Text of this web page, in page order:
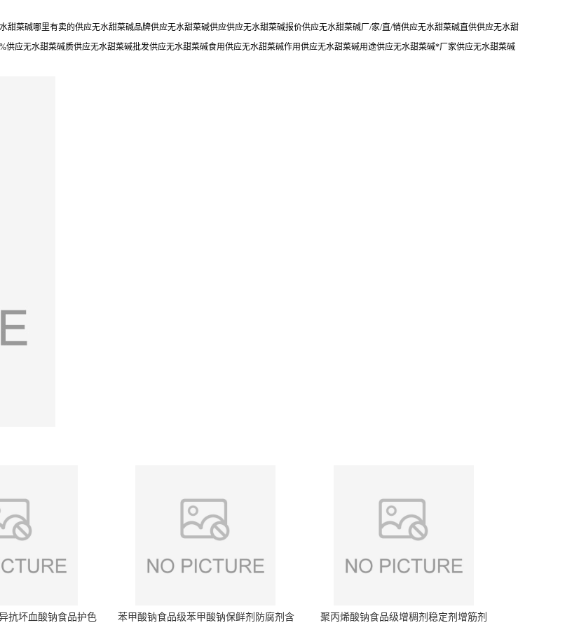
菜碱哪里有卖的供应无水甜菜碱品牌供应无水甜菜碱供应供应无水甜菜碱报价供应无水甜菜碱厂/家/直/销供应无水甜菜碱直供供应无水甜
应无水甜菜碱质供应无水甜菜碱批发供应无水甜菜碱食用供应无水甜菜碱作用供应无水甜菜碱用途供应无水甜菜碱*厂家供应无水甜菜碱
抗坏血酸钠食品护色
苯甲酸钠食品级苯甲酸钠保鲜剂防腐剂含
聚丙烯酸钠食品级增稠剂稳定剂增筋剂